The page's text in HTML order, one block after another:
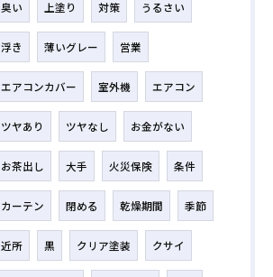
臭い 上塗り 対策 うるさい
浮き 薄いグレー 営業
エアコンカバー 室外機 エアコン
ツヤあり ツヤなし お金がない
お茶出し 大手 火災保険 条件
カーテン 閉める 乾燥期間 季節
近所 黒 クリア塗装 クサイ